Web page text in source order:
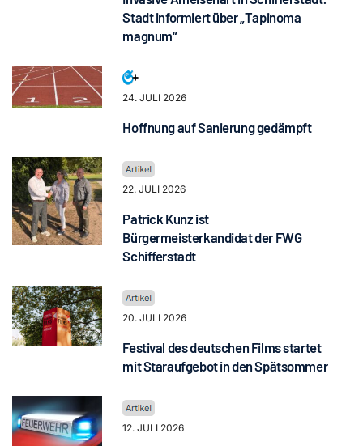
Stadt informiert über „Tapinoma
magnum“
24. JULI 2026
Hoffnung auf Sanierung gedämpft
22. JULI 2026
Patrick Kunz ist
Bürgermeisterkandidat der FWG
Schifferstadt
20. JULI 2026
Festival des deutschen Films startet
mit Staraufgebot in den Spätsommer
12. JULI 2026